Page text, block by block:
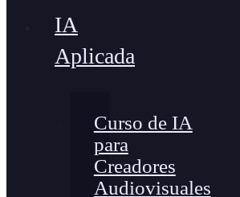
IA
Aplicada
Curso de IA
para
Creadores
Audiovisuales